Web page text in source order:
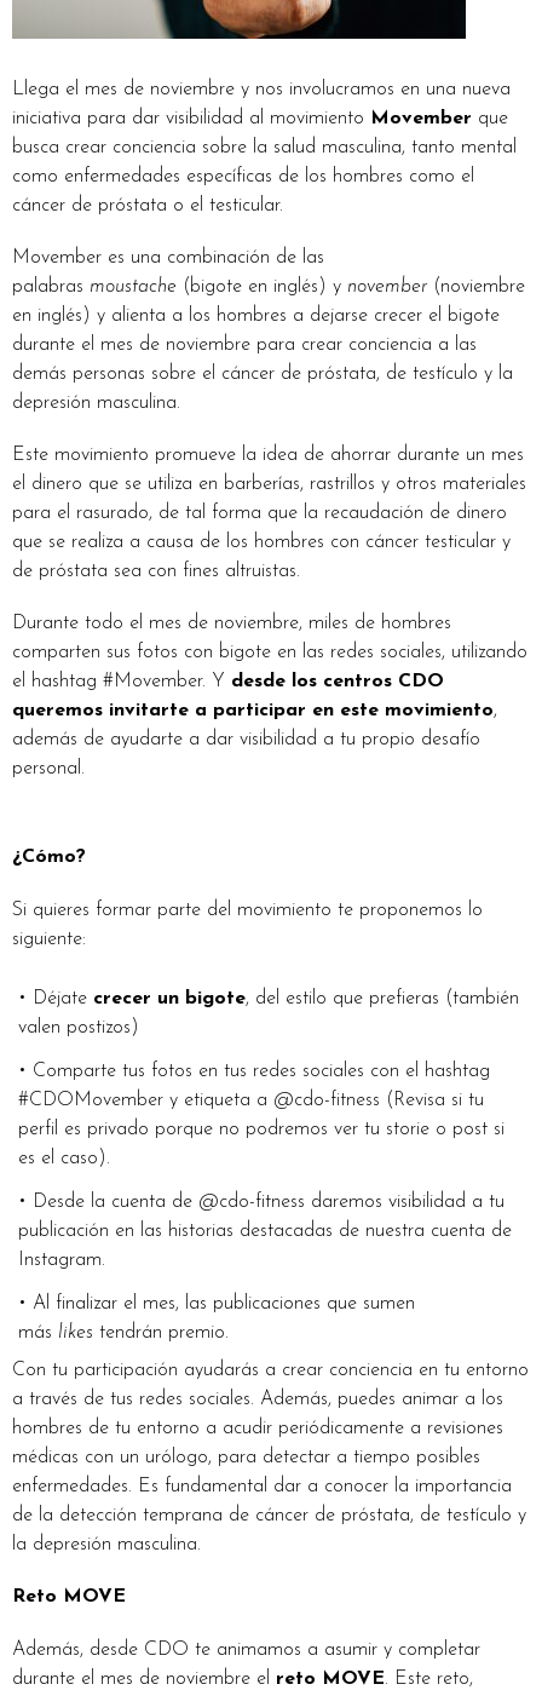
Llega el mes de noviembre y nos involucramos en una nueva
iniciativa para dar visibilidad al movimiento Movember que
busca crear conciencia sobre la salud masculina, tanto mental
como enfermedades específicas de los hombres como el
cáncer de próstata o el testicular.
Movember es una combinación de las
palabras moustache (bigote en inglés) y november(noviembre
en inglés) y alienta a los hombres a dejarse crecer el bigote
durante el mes de noviembre para crear conciencia a las
demás personas sobre el cáncer de próstata, de testículo y la
depresión masculina.
Este movimiento promueve la idea de ahorrar durante un mes
el dinero que se utiliza en barberías, rastrillos y otros materiales
para el rasurado, de tal forma que la recaudación de dinero
que se realiza a causa de los hombres con cáncer testicular y
de próstata sea con fines altruistas.
Durante todo el mes de noviembre, miles de hombres
comparten sus fotos con bigote en las redes sociales, utilizando
el hashtag #Movember. Y desde los centros CDO
queremos invitarte a participar en este movimiento,
además de ayudarte a dar visibilidad a tu propio desafío
personal.
¿Cómo?
Si quieres formar parte del movimiento te proponemos lo
siguiente:
• Déjate crecer un bigote, del estilo que prefieras (también
valen postizos)
• Comparte tus fotos en tus redes sociales con el hashtag
#CDOMovember y etiqueta a @cdo-fitness (Revisa si tu
perfil es privado porque no podremos ver tu storie o post si
es el caso).
• Desde la cuenta de @cdo-fitness daremos visibilidad a tu
publicación en las historias destacadas de nuestra cuenta de
Instagram.
• Al finalizar el mes, las publicaciones que sumen
más likes tendrán premio.
Con tu participación ayudarás a crear conciencia en tu entorno
a través de tus redes sociales. Además, puedes animar a los
hombres de tu entorno a acudir periódicamente a revisiones
médicas con un urólogo, para detectar a tiempo posibles
enfermedades. Es fundamental dar a conocer la importancia
de la detección temprana de cáncer de próstata, de testículo y
la depresión masculina.
Reto MOVE
Además, desde CDO te animamos a asumir y completar
durante el mes de noviembre el reto MOVE. Este reto,